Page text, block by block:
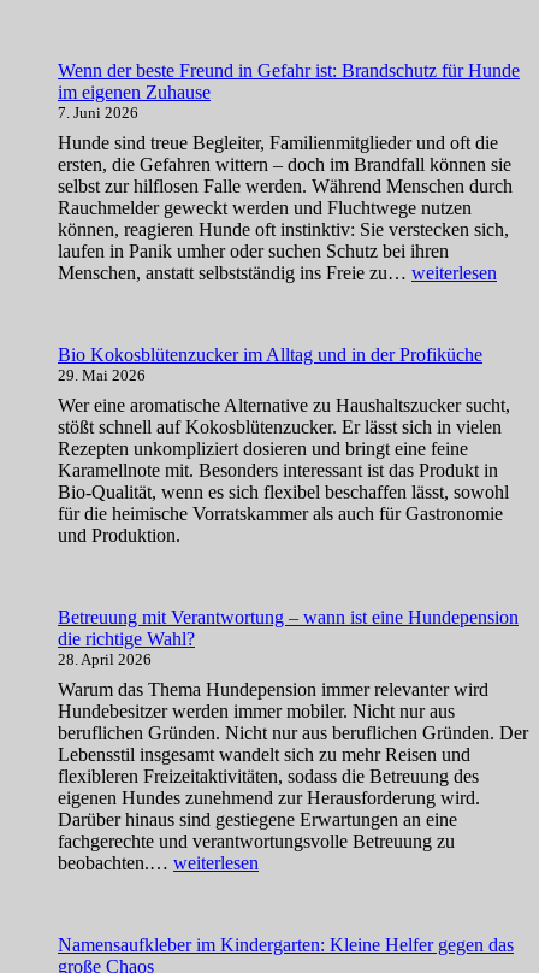
bewusst
und
gestalten
Wenn der beste Freund in Gefahr ist: Brandschutz für Hunde
im eigenen Zuhause
7. Juni 2026
Hunde sind treue Begleiter, Familienmitglieder und oft die
ersten, die Gefahren wittern – doch im Brandfall können sie
selbst zur hilflosen Falle werden. Während Menschen durch
Rauchmelder geweckt werden und Fluchtwege nutzen
können, reagieren Hunde oft instinktiv: Sie verstecken sich,
laufen in Panik umher oder suchen Schutz bei ihren
Menschen, anstatt selbstständig ins Freie zu… Wenn
in
ist:
Brandschutz
für
Hunde
im
eigenen
weiterlesen
Bio Kokosblütenzucker im Alltag und in der Profiküche
29. Mai 2026
Wer eine aromatische Alternative zu Haushaltszucker sucht,
stößt schnell auf Kokosblütenzucker. Er lässt sich in vielen
Rezepten unkompliziert dosieren und bringt eine feine
Karamellnote mit. Besonders interessant ist das Produkt in
Bio-Qualität, wenn es sich flexibel beschaffen lässt, sowohl
für die heimische Vorratskammer als auch für Gastronomie
und Produktion.
Betreuung mit Verantwortung – wann ist eine Hundepension
die richtige Wahl?
28. April 2026
Warum das Thema Hundepension immer relevanter wird
Hundebesitzer werden immer mobiler. Nicht nur aus
beruflichen Gründen. Nicht nur aus beruflichen Gründen. Der
Lebensstil insgesamt wandelt sich zu mehr Reisen und
flexibleren Freizeitaktivitäten, sodass die Betreuung des
eigenen Hundes zunehmend zur Herausforderung wird.
Darüber hinaus sind gestiegene Erwartungen an eine
fachgerechte und verantwortungsvolle Betreuung zu
beobachten.… Betreuung
wann
weiterlesen
Namensaufkleber im Kindergarten: Kleine Helfer gegen das
große Chaos